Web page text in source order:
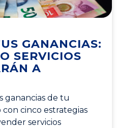
GANANCIAS:
SERVICIOS
A
ganancias de tu
cinco estrategias
servicios